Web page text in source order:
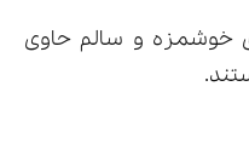
خوشمزه و سالم حاوی